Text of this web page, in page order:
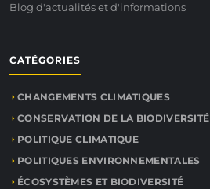
Blog d'actualités et d'informations
CATÉGORIES
CHANGEMENTS CLIMATIQUES
CONSERVATION DE LA BIODIVERSITÉ
POLITIQUE CLIMATIQUE
POLITIQUES ENVIRONNEMENTALES
ÉCOSYSTÈMES ET BIODIVERSITÉ